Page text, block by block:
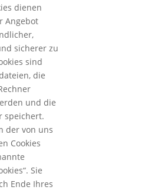
dienen
Angebot
sicherer zu
sind
die
und die
speichert.
der von uns
Cookies
Sie
Ende Ihres